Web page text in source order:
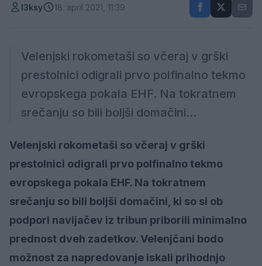
l3ksy 18. april 2021, 11:39
Velenjski rokometaši so včeraj v grški
prestolnici odigrali prvo polfinalno tekmo
evropskega pokala EHF. Na tokratnem
srečanju so bili boljši domačini...
Velenjski rokometaši so včeraj v grški
prestolnici odigrali prvo polfinalno tekmo
evropskega pokala EHF. Na tokratnem
srečanju so bili boljši domačini, ki so si ob
podpori navijačev iz tribun priborili minimalno
prednost dveh zadetkov. Velenjčani bodo
možnost za napredovanje iskali prihodnjo